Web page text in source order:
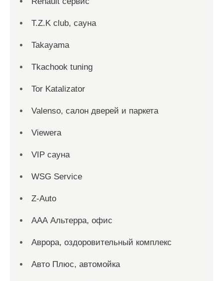
T.Z.K club, сауна
Takayama
Tkachook tuning
Tor Katalizator
Valenso, салон дверей и паркета
Viewera
VIP сауна
WSG Service
Z-Auto
ААА Альтерра, офис
Аврора, оздоровительный комплекс
Авто Плюс, автомойка